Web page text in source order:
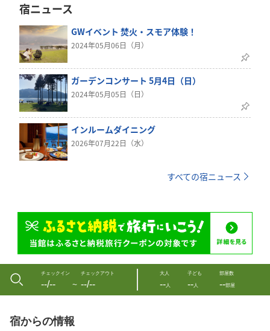
宿ニュース
GWイベント 焚火・スモア体験！
2024年05月06日（月）
ガーデンコンサート 5月4日（日）
2024年05月05日（日）
インルームダイニング
2026年07月22日（水）
すべての宿ニュース
チェックイン
--/-- 〜
チェックアウト
--/--
大人
--人
子ども
--人
部屋数
--部屋
宿からの情報